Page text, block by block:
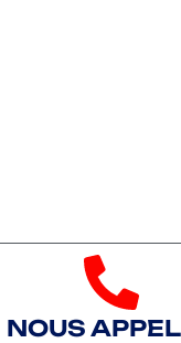
NOUS